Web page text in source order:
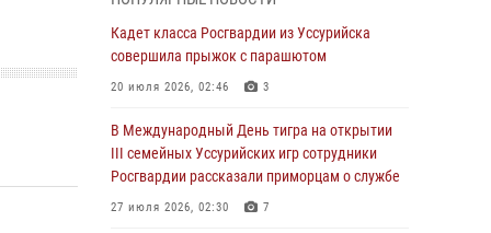
Вопрос противодействия незаконному
обороту оружия рассмотрели на заседании
антитеррористической комиссии
Во Владивостоке во дворе жилого дома
сотрудники вневедомственной охраны
обнаружили запрещенные растения
Кадет класса Росгвардии из Уссурийска
совершила прыжок с парашютом
20 июля 2026, 02:46 3
В Международный День тигра на открытии
III семейных Уссурийских игр сотрудники
Росгвардии рассказали приморцам о службе
27 июля 2026, 02:30 7